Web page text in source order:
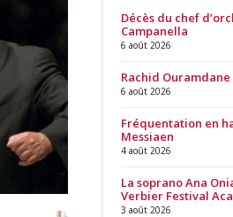
Décès du chef
Campanella
6 août 2026
Rachid
6 août 2026
Fréquentation en
Messiaen
4 août 2026
La soprano Ana
Verbier Festival
3 août 2026